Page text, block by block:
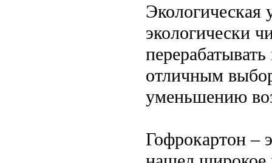
Экологическая
экологически
отличным
уменьшению
Гофрокартон –